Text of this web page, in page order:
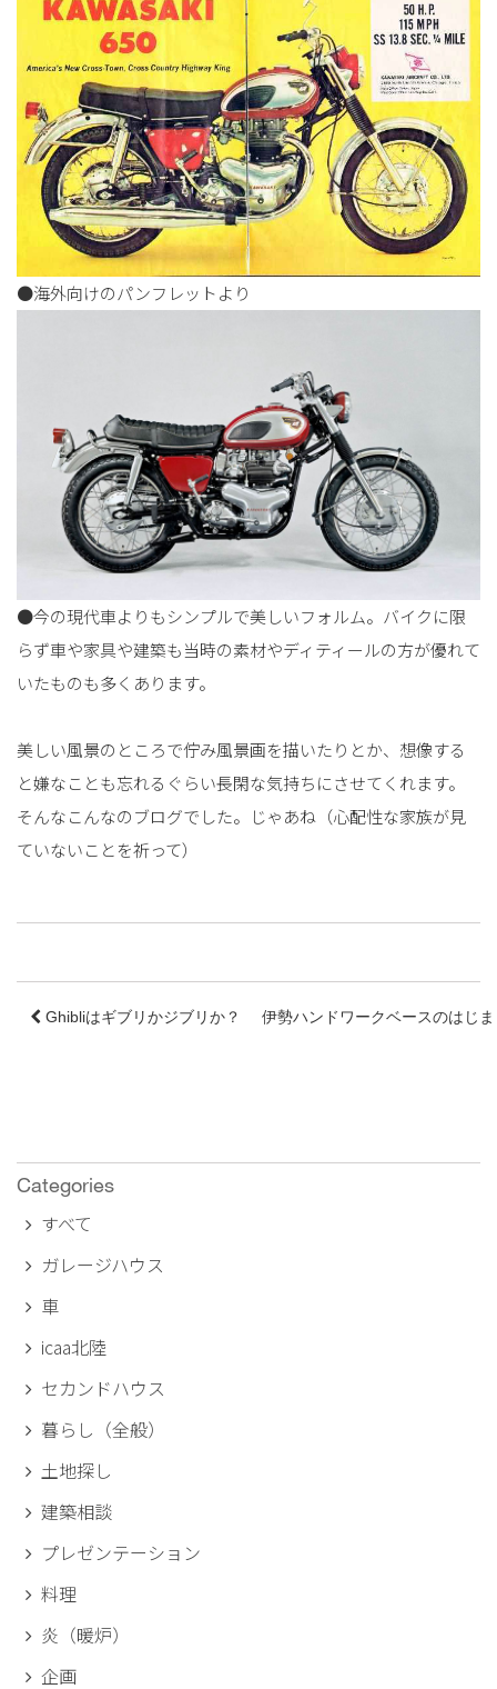
●海外向けのパンフレットより
●今の現代車よりもシンプルで美しいフォルム。バイクに限
らず車や家具や建築も当時の素材やディティールの方が優れて
いたものも多くあります。
美しい風景のところで佇み風景画を描いたりとか、想像する
と嫌なことも忘れるぐらい長閑な気持ちにさせてくれます。
そんなこんなのブログでした。じゃあね（心配性な家族が見
ていないことを祈って）
Ghibliはギブリかジブリか？ 伊勢ハンドワークベースのはじ
Categories
すべて
ガレージハウス
車
icaa北陸
セカンドハウス
暮らし（全般）
土地探し
建築相談
プレゼンテーション
料理
炎（暖炉）
企画